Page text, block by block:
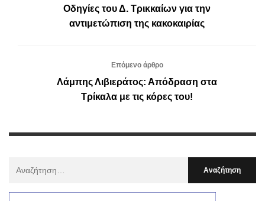
Οδηγίες του Δ. Τρικκαίων για την
αντιμετώπιση της κακοκαιρίας
Επόμενο άρθρο
Λάμπης Λιβιεράτος: Απόδραση στα
Τρίκαλα με τις κόρες του!
: